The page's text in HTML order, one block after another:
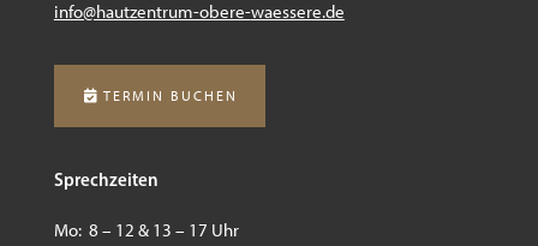
info@hautzentrum-obere-waessere.de
TERMIN BUCHEN
Sprechzeiten
Mo: 8 – 12 & 13 – 17 Uhr